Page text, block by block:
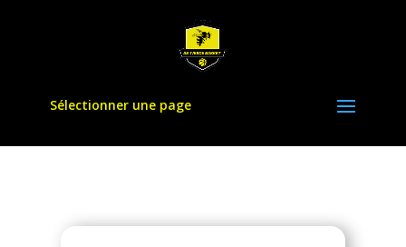
Sélectionner une page